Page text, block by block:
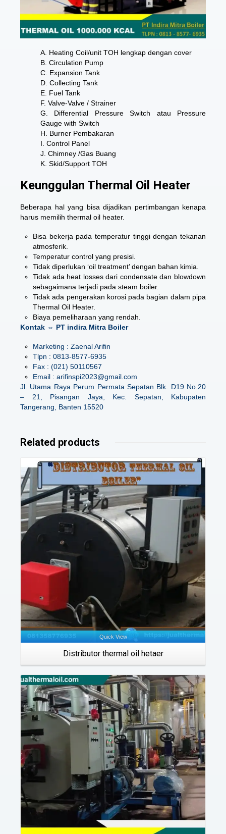
A. Heating Coil/unit TOH lengkap dengan cover
B. Circulation Pump
C. Expansion Tank
D. Collecting Tank
E. Fuel Tank
F. Valve-Valve / Strainer
G. Differential Pressure Switch atau Pressure
Gauge with Switch
H. Burner Pembakaran
I. Control Panel
J. Chimney /Gas Buang
K. Skid/Support TOH
Keunggulan Thermal Oil Heater
Beberapa hal yang bisa dijadikan pertimbangan kenapa
harus memilih thermal oil heater.
Bisa bekerja pada temperatur tinggi dengan tekanan
atmosferik.
Temperatur control yang presisi.
Tidak diperlukan ‘oil treatment’ dengan bahan kimia.
Tidak ada heat losses dari condensate dan blowdown
sebagaimana terjadi pada steam boiler.
Tidak ada pengerakan korosi pada bagian dalam pipa
Thermal Oil Heater.
Biaya pemeliharaan yang rendah.
Kontak ⇔ PT indira Mitra Boiler
Marketing : Zaenal Arifin
Tlpn : 0813-8577-6935
Fax : (021) 50110567
Email : arifinspi2023@gmail.com
Jl. Utama Raya Perum Permata Sepatan Blk. D19 No.20
– 21, Pisangan Jaya, Kec. Sepatan, Kabupaten
Tangerang, Banten 15520
Related products
Details
Quick View
Distributor thermal oil hetaer
Details